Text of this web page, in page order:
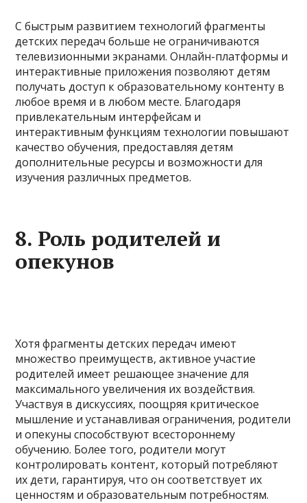
С быстрым развитием технологий фрагменты
детских передач больше не ограничиваются
телевизионными экранами. Онлайн-платформы и
интерактивные приложения позволяют детям
получать доступ к образовательному контенту в
любое время и в любом месте. Благодаря
привлекательным интерфейсам и
интерактивным функциям технологии повышают
качество обучения, предоставляя детям
дополнительные ресурсы и возможности для
изучения различных предметов.
8. Роль родителей и
опекунов
Хотя фрагменты детских передач имеют
множество преимуществ, активное участие
родителей имеет решающее значение для
максимального увеличения их воздействия.
Участвуя в дискуссиях, поощряя критическое
мышление и устанавливая ограничения, родители
и опекуны способствуют всестороннему
обучению. Более того, родители могут
контролировать контент, который потребляют
их дети, гарантируя, что он соответствует их
ценностям и образовательным потребностям.